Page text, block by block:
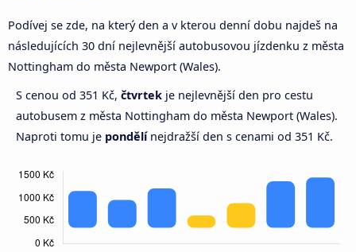
Podívej se zde, na který den a v kterou denní dobu najdeš na
následujících 30 dní nejlevnější autobusovou jízdenku z města
Nottingham do města Newport (Wales).
S cenou od 351 Kč, čtvrtek je nejlevnější den pro cestu
autobusem z města Nottingham do města Newport (Wales).
Naproti tomu je pondělínejdražší den s cenami od 351 Kč.